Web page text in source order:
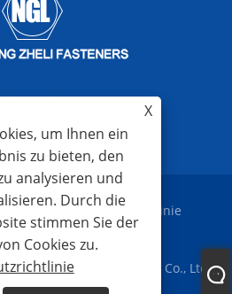
X
um Ihnen ein
zu bieten, den
analysieren und
Durch die
stimmen Sie der
Cookies zu.
XML Datenschutzrichtlinie
Gangtong Zheli Fasteners Co., Ltd.
vorbehalten